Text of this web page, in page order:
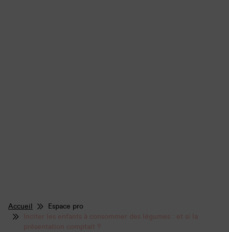
Accueil
Espace pro
Inciter les enfants à consommer des légumes : et si la
présentation comptait ?